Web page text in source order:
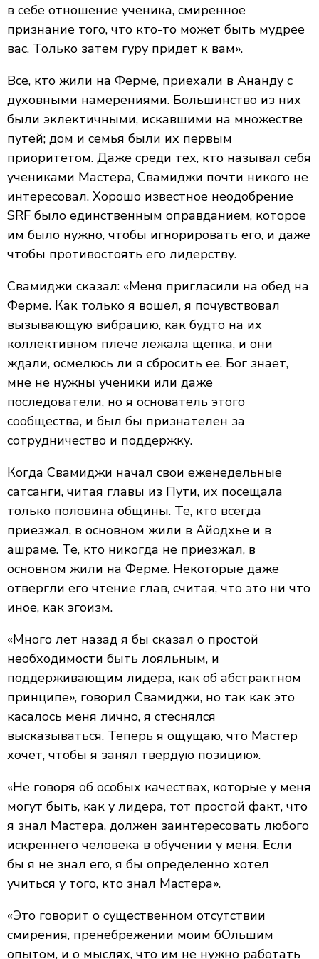
в себе отношение ученика, смиренное
признание того, что кто-то может быть мудрее
вас. Только затем гуру придет к вам».
Все, кто жили на Ферме, приехали в Ананду с
духовными намерениями. Большинство из них
были эклектичными, искавшими на множестве
путей; дом и семья были их первым
приоритетом. Даже среди тех, кто называл себя
учениками Мастера, Свамиджи почти никого не
интересовал. Хорошо известное неодобрение
SRF было единственным оправданием, которое
им было нужно, чтобы игнорировать его, и даже
чтобы противостоять его лидерству.
Свамиджи сказал: «Меня пригласили на обед на
Ферме. Как только я вошел, я почувствовал
вызывающую вибрацию, как будто на их
коллективном плече лежала щепка, и они
ждали, осмелюсь ли я сбросить ее. Бог знает,
мне не нужны ученики или даже
последователи, но я основатель этого
сообщества, и был бы признателен за
сотрудничество и поддержку.
Когда Свамиджи начал свои еженедельные
сатсанги, читая главы из Пути, их посещала
только половина общины. Те, кто всегда
приезжал, в основном жили в Айодхье и в
ашраме. Те, кто никогда не приезжал, в
основном жили на Ферме. Некоторые даже
отвергли его чтение глав, считая, что это ни что
иное, как эгоизм.
«Много лет назад я бы сказал о простой
необходимости быть лояльным, и
поддерживающим лидера, как об абстрактном
принципе», говорил Свамиджи, но так как это
касалось меня лично, я стеснялся
высказываться. Теперь я ощущаю, что Мастер
хочет, чтобы я занял твердую позицию».
«Не говоря об особых качествах, которые у меня
могут быть, как у лидера, тот простой факт, что
я знал Мастера, должен заинтересовать любого
искреннего человека в обучении у меня. Если
бы я не знал его, я бы определенно хотел
учиться у того, кто знал Мастера».
«Это говорит о существенном отсутствии
смирения, пренебрежении моим бОльшим
опытом, и о мыслях, что им не нужно работать